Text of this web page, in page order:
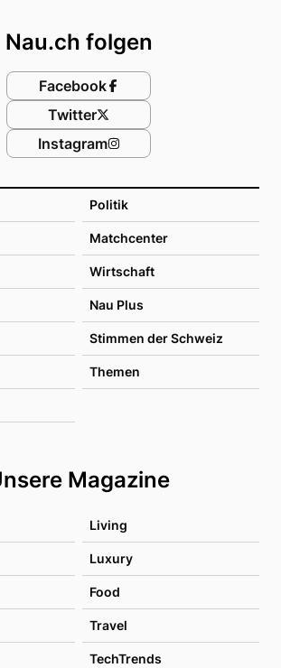
Politik
Matchcenter
Wirtschaft
Nau Plus
Stimmen der Schweiz
Themen
Magazine
Living
Luxury
Food
Travel
TechTrends
Nau.ch folgen
Facebook
Twitter
Instagram